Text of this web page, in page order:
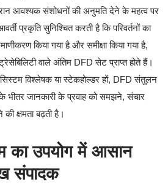
आवश्यक संशोधनों की अनुमति देने के महत्व पर
प्रकृति सुनिश्चित करती है कि परिवर्तनों का
किया गया है और समीक्षा किया गया है,
वाले अंतिम DFD सेट प्राप्त होते हैं।
विश्लेषक या स्टेकहोल्डर हों, DFD संतुलन
जानकारी के प्रवाह को समझने, संचार
क्षमता बढ़ती है।
का उपयोग में आसान
संपादक